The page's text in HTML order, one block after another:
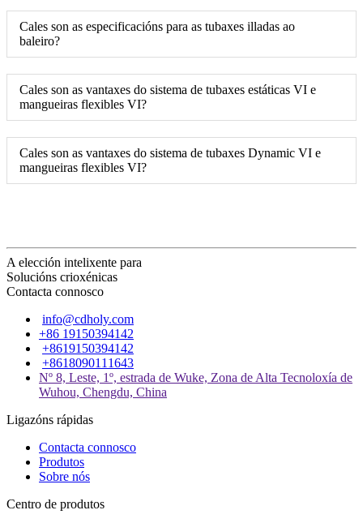
Cales son as especificacións para as tubaxes illadas ao
baleiro?
Cales son as vantaxes do sistema de tubaxes estáticas VI e
mangueiras flexibles VI?
Cales son as vantaxes do sistema de tubaxes Dynamic VI e
mangueiras flexibles VI?
A elección intelixente para
Solucións crioxénicas
Contacta connosco
info@cdholy.com
+86 19150394142
+8619150394142
+8618090111643
Nº 8, Leste, 1º, estrada de Wuke, Zona de Alta Tecnoloxía de
Wuhou, Chengdu, China
Ligazóns rápidas
Contacta connosco
Produtos
Sobre nós
Centro de produtos